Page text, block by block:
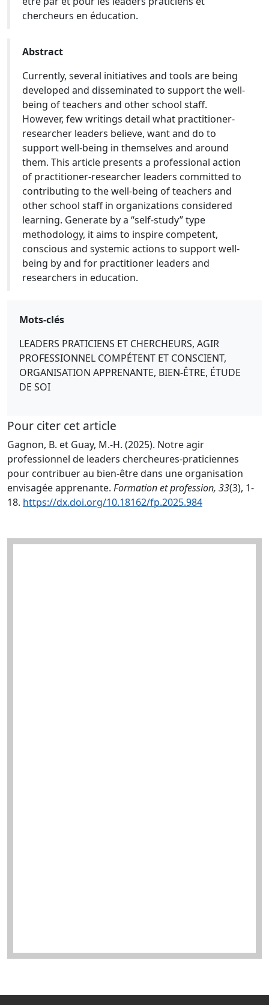
chercheurs en éducation.
Abstract
Currently, several initiatives and tools are being
developed and disseminated to support the well-
being of teachers and other school staff.
However, few writings detail what practitioner-
researcher leaders believe, want and do to
support well-being in themselves and around
them. This article presents a professional action
of practitioner-researcher leaders committed to
contributing to the well-being of teachers and
other school staff in organizations considered
learning. Generate by a “self-study” type
methodology, it aims to inspire competent,
conscious and systemic actions to support well-
being by and for practitioner leaders and
researchers in education.
Mots-clés
LEADERS PRATICIENS ET CHERCHEURS, AGIR
PROFESSIONNEL COMPÉTENT ET CONSCIENT,
ORGANISATION APPRENANTE, BIEN-ÊTRE, ÉTUDE
DE SOI
Pour citer cet article
Gagnon, B. et Guay, M.-H. (2025). Notre agir
professionnel de leaders chercheures-praticiennes
pour contribuer au bien-être dans une organisation
envisagée apprenante. Formation et profession, 33(3), 1-
18. https://dx.doi.org/10.18162/fp.2025.984